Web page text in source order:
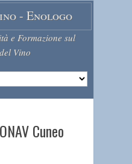
- Enologo
e Formazione sul
Vino
Cuneo